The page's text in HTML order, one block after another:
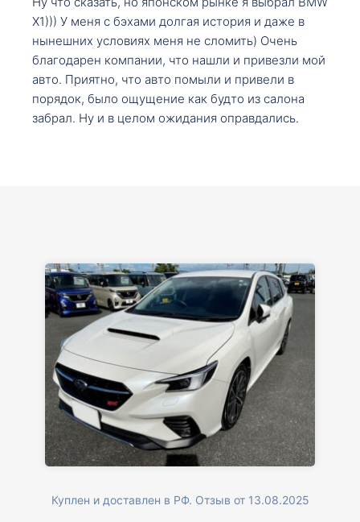
X1))) У меня с бэхами долгая история и даже в
нынешних условиях меня не сломить) Очень
благодарен компании, что нашли и привезли мой
авто. Приятно, что авто помыли и привели в
порядок, было ощущение как будто из салона
забрал. Ну и в целом ожидания оправдались.
Куплен и доставлен в РФ. Отзыв от 13.08.2025